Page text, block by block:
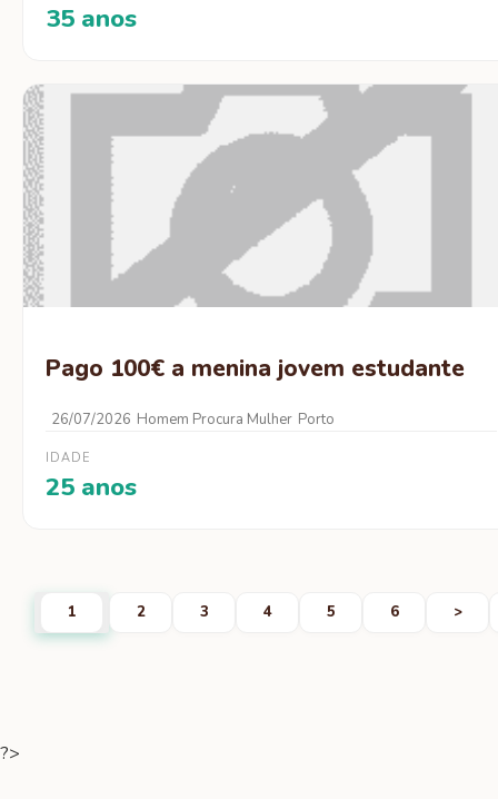
35 anos
Pago 100€ a menina jovem estudante
26/07/2026 Homem Procura Mulher Porto
IDADE
25 anos
1 2 3 4 5 6 >
?>